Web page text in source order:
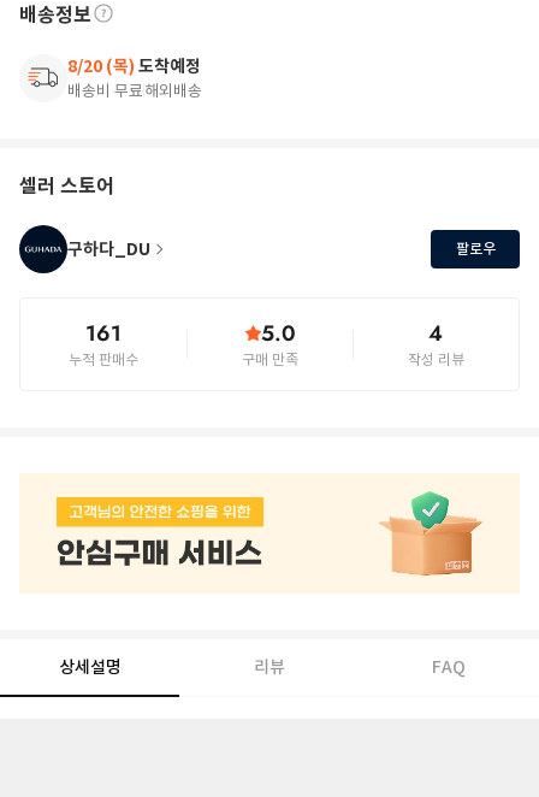
배송정보
8/20 (목) 도착예정
배송비 무료해외배송
셀러 스토어
구하다_DU 팔로우
161
누적 판매수
5.0
구매 만족
4
작성 리뷰
상세설명 리뷰 FAQ